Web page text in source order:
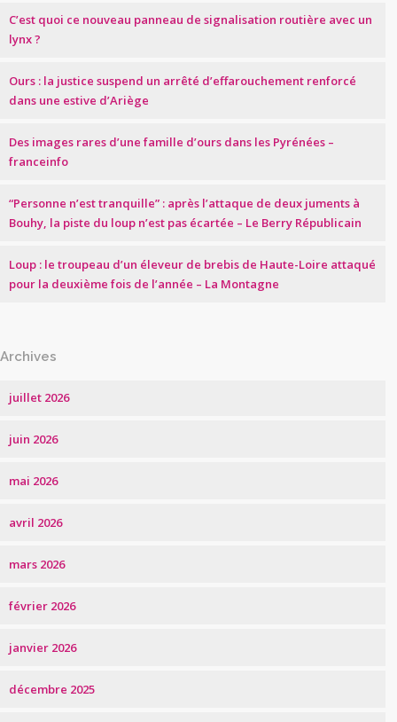
C’est quoi ce nouveau panneau de signalisation routière avec un
lynx ?
Ours : la justice suspend un arrêté d’effarouchement renforcé
dans une estive d’Ariège
Des images rares d’une famille d’ours dans les Pyrénées –
franceinfo
“Personne n’est tranquille” : après l’attaque de deux juments à
Bouhy, la piste du loup n’est pas écartée – Le Berry Républicain
Loup : le troupeau d’un éleveur de brebis de Haute-Loire attaqué
pour la deuxième fois de l’année – La Montagne
Archives
juillet 2026
juin 2026
mai 2026
avril 2026
mars 2026
février 2026
janvier 2026
décembre 2025